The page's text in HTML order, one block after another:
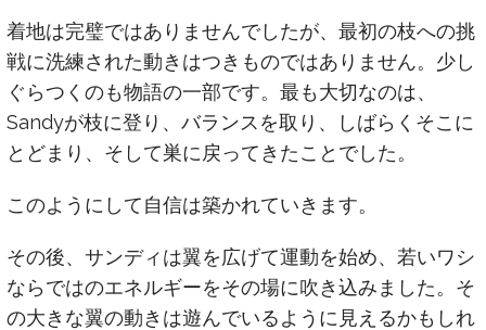
着地は完璧ではありませんでしたが、最初の枝への挑
戦に洗練された動きはつきものではありません。少し
ぐらつくのも物語の一部です。最も大切なのは、
Sandyが枝に登り、バランスを取り、しばらくそこに
とどまり、そして巣に戻ってきたことでした。
このようにして自信は築かれていきます。
その後、サンディは翼を広げて運動を始め、若いワシ
ならではのエネルギーをその場に吹き込みました。そ
の大きな翼の動きは遊んでいるように見えるかもしれ